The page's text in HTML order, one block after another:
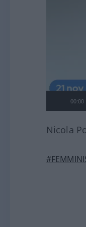
00:00
Nicola